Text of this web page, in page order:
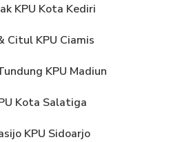
KPU Kota Kediri
Citul KPU Ciamis
KPU Madiun
Kota Salatiga
KPU Sidoarjo